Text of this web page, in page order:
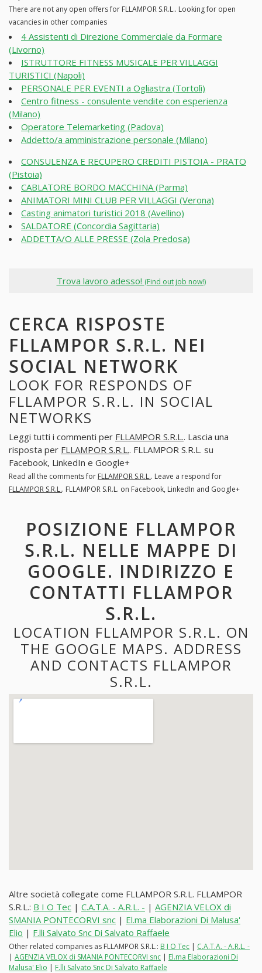
There are not any open offers for FLLAMPOR S.R.L.. Looking for open
vacancies in other companies
4 Assistenti di Direzione Commerciale da Formare
(Livorno)
ISTRUTTORE FITNESS MUSICALE PER VILLAGGI
TURISTICI (Napoli)
PERSONALE PER EVENTI a Ogliastra (Tortolì)
Centro fitness - consulente vendite con esperienza
(Milano)
Operatore Telemarketing (Padova)
Addetto/a amministrazione personale (Milano)
CONSULENZA E RECUPERO CREDITI PISTOIA - PRATO
(Pistoia)
CABLATORE BORDO MACCHINA (Parma)
ANIMATORI MINI CLUB PER VILLAGGI (Verona)
Casting animatori turistici 2018 (Avellino)
SALDATORE (Concordia Sagittaria)
ADDETTA/O ALLE PRESSE (Zola Predosa)
Trova lavoro adesso! (Find out job now!)
CERCA RISPOSTE
FLLAMPOR S.R.L. NEI
SOCIAL NETWORK
LOOK FOR RESPONDS OF
FLLAMPOR S.R.L. IN SOCIAL
NETWORKS
Leggi tutti i commenti per FLLAMPOR S.R.L.. Lascia una
risposta per FLLAMPOR S.R.L.. FLLAMPOR S.R.L. su
Facebook, LinkedIn e Google+
Read all the comments for FLLAMPOR S.R.L.. Leave a respond for
FLLAMPOR S.R.L.. FLLAMPOR S.R.L. on Facebook, LinkedIn and Google+
POSIZIONE FLLAMPOR
S.R.L. NELLE MAPPE DI
GOOGLE. INDIRIZZO E
CONTATTI FLLAMPOR
S.R.L.
LOCATION FLLAMPOR S.R.L. ON
THE GOOGLE MAPS. ADDRESS
AND CONTACTS FLLAMPOR
S.R.L.
Altre società collegate come FLLAMPOR S.R.L. FLLAMPOR
S.R.L.: B I O Tec | C.A.T.A. - A.R.L. - | AGENZIA VELOX di
SMANIA PONTECORVI snc | El.ma Elaborazioni Di Malusa'
Elio | F.lli Salvato Snc Di Salvato Raffaele
Other related companies as FLLAMPOR S.R.L.: B I O Tec | C.A.T.A. - A.R.L. -
| AGENZIA VELOX di SMANIA PONTECORVI snc | El.ma Elaborazioni Di
Malusa' Elio | F.lli Salvato Snc Di Salvato Raffaele